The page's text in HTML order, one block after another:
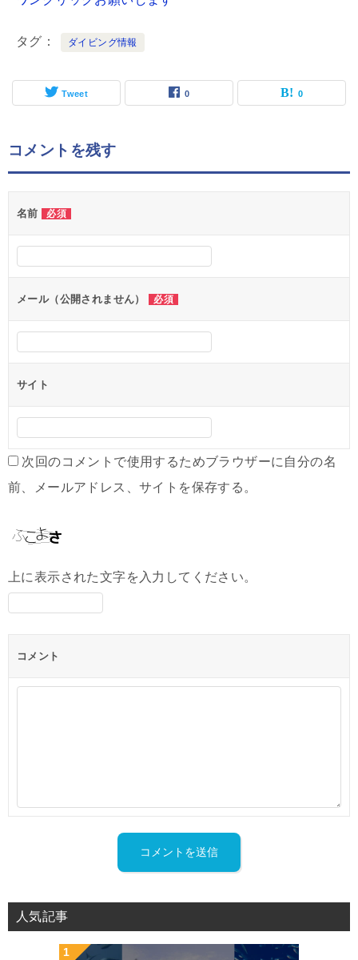
タグ ダイビング情報
Tweet 0 0
コメントを残す
名前 必須
メール（公開されません） 必須
サイト
次回のコメントで使用するためブラウザーに自分の名
前、メールアドレス、サイトを保存する。
上に表示された文字を入力してください。
コメント
人気記事